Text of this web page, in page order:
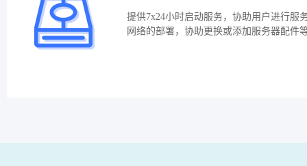
提供7x24小时启动服务，协助用户进行服
网络的部署，协助更换或添加服务器配件